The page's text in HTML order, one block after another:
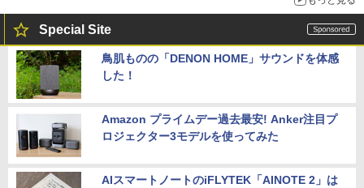
Special Site
鳥肌ものの「DENON HOME」サウンドを体感
した！
Amazon プライムデー過去最安! Anker注目プ
ロジェクター3モデルを使ってみた
AIスマートノートのiFLYTEK「AINOTE 2」は